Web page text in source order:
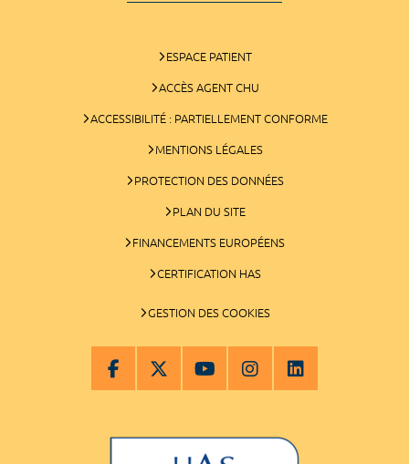
ESPACE PATIENT
ACCÈS AGENT CHU
ACCESSIBILITÉ : PARTIELLEMENT CONFORME
MENTIONS LÉGALES
PROTECTION DES DONNÉES
PLAN DU SITE
FINANCEMENTS EUROPÉENS
CERTIFICATION HAS
GESTION DES COOKIES